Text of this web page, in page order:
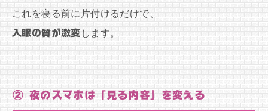
これを寝る前に片付けるだけで、
入眠の質が激変 します。
② 夜のスマホは「見る内容」を変える